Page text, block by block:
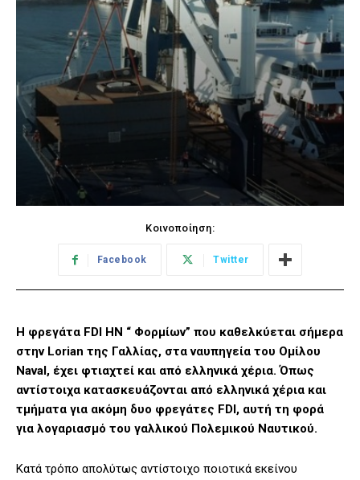
Κοινοποίηση:
Facebook Twitter
Η φρεγάτα FDI HN “ Φορμίων” που καθελκύεται σήμερα
στην Lorian της Γαλλίας, στα ναυπηγεία του Ομίλου
Naval, έχει φτιαχτεί και από ελληνικά χέρια. Όπως
αντίστοιχα κατασκευάζονται από ελληνικά χέρια και
τμήματα για ακόμη δυο φρεγάτες FDI, αυτή τη φορά
για λογαριασμό του γαλλικού Πολεμικού Ναυτικού.
Κατά τρόπο απολύτως αντίστοιχο ποιοτικά εκείνου